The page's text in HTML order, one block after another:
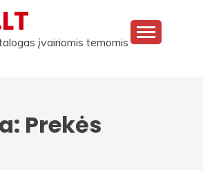
įvairiomis temomis
Prekės